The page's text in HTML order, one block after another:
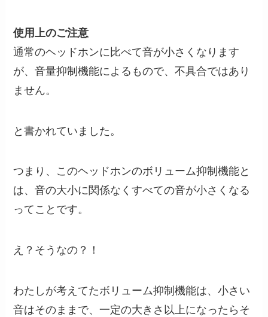
使用上のご注意
通常のヘッドホンに比べて音が小さくなります
が、音量抑制機能によるもので、不具合ではあり
ません。
と書かれていました。
つまり、このヘッドホンのボリューム抑制機能と
は、音の大小に関係なくすべての音が小さくなる
ってことです。
え？そうなの？！
わたしが考えてたボリューム抑制機能は、小さい
音はそのままで、一定の大きさ以上になったらそ